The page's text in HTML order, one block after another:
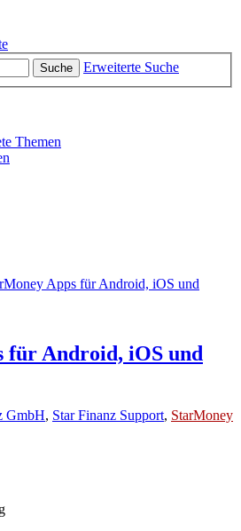
Suche Erweiterte Suche
Themen
Apps für Android, iOS und
für Android, iOS und
GmbH, Star Finanz Support, StarMoney